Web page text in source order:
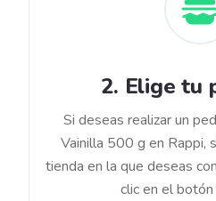
2. Elige tu
Si deseas realizar un
Vainilla 500 g en Rappi,
tienda en la que deseas
clic en el botón